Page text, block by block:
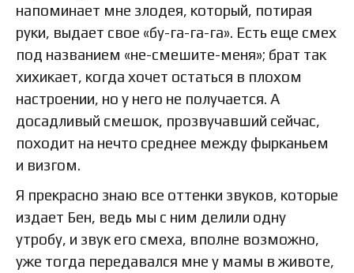
напоминает мне злодея, который, потирая
руки, выдает свое «бу-га-га-га». Есть еще смех
под названием «не-смешите-меня»; брат так
хихикает, когда хочет остаться в плохом
настроении, но у него не получается. А
досадливый смешок, прозвучавший сейчас,
походит на нечто среднее между фырканьем
и визгом.
Я прекрасно знаю все оттенки звуков, которые
издает Бен, ведь мы с ним делили одну
утробу, и звук его смеха, вполне возможно,
уже тогда передавался мне у мамы в животе,